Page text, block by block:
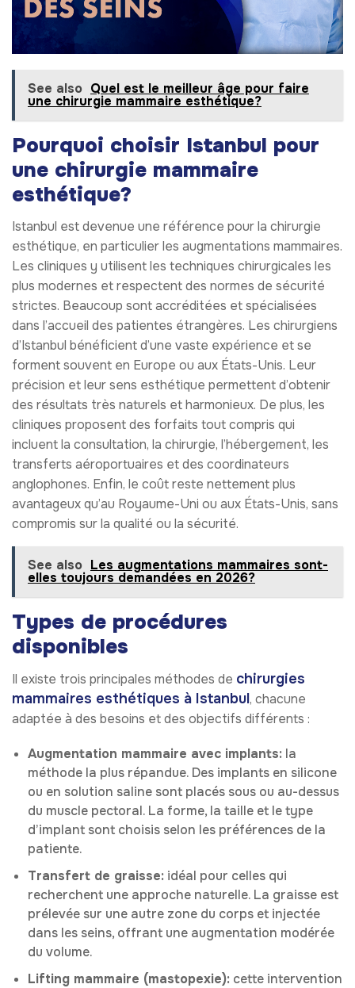
See also Quel est le meilleur âge pour faire
une chirurgie mammaire esthétique?
Pourquoi choisir Istanbul pour
une chirurgie mammaire
esthétique?
Istanbul est devenue une référence pour la chirurgie
esthétique, en particulier les augmentations mammaires.
Les cliniques y utilisent les techniques chirurgicales les
plus modernes et respectent des normes de sécurité
strictes. Beaucoup sont accréditées et spécialisées
dans l’accueil des patientes étrangères. Les chirurgiens
d’Istanbul bénéficient d’une vaste expérience et se
forment souvent en Europe ou aux États-Unis. Leur
précision et leur sens esthétique permettent d’obtenir
des résultats très naturels et harmonieux. De plus, les
cliniques proposent des forfaits tout compris qui
incluent la consultation, la chirurgie, l’hébergement, les
transferts aéroportuaires et des coordinateurs
anglophones. Enfin, le coût reste nettement plus
avantageux qu’au Royaume-Uni ou aux États-Unis, sans
compromis sur la qualité ou la sécurité.
See also Les augmentations mammaires sont-
elles toujours demandées en 2026?
Types de procédures
disponibles
Il existe trois principales méthodes de chirurgies
mammaires esthétiques à Istanbul, chacune
adaptée à des besoins et des objectifs différents :
Augmentation mammaire avec implants: la
méthode la plus répandue. Des implants en silicone
ou en solution saline sont placés sous ou au-dessus
du muscle pectoral. La forme, la taille et le type
d’implant sont choisis selon les préférences de la
patiente.
Transfert de graisse: idéal pour celles qui
recherchent une approche naturelle. La graisse est
prélevée sur une autre zone du corps et injectée
dans les seins, offrant une augmentation modérée
du volume.
Lifting mammaire (mastopexie): cette intervention